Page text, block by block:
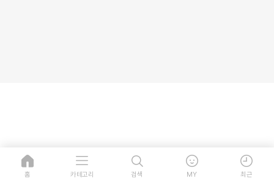
홈 카테고리 검색 MY 최근